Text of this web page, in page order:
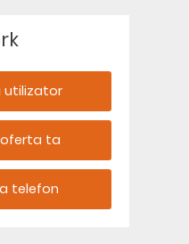
utilizator
ta
telefon